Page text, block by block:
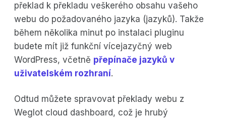
překlad k překladu veškerého obsahu vašeho
webu do požadovaného jazyka (jazyků). Takže
během několika minut po instalaci pluginu
budete mít již funkční vícejazyčný web
WordPress, včetně přepínače jazyků v
uživatelském rozhraní.
Odtud můžete spravovat překlady webu z
Weglot cloud dashboard, což je hrubý